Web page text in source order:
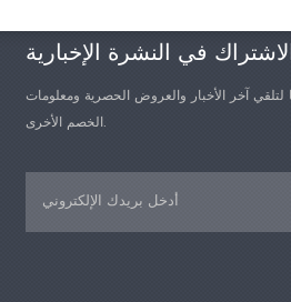
يلتقط مستشعر القوة الموجود على
تغيرات القوة أثناء الاختبار، بينما يسجل
تغيرات الإزاحة. في النهاية، تُحسب
للعينة، مثل قوة الشد، وقوة التقشير،
وأداء اللحام الحراري، وقوة التمزق.
في النشرة الإخبارية
لتلقي آخر الأخبار والعروض الحصرية ومعلومات
الخصم الأخرى.